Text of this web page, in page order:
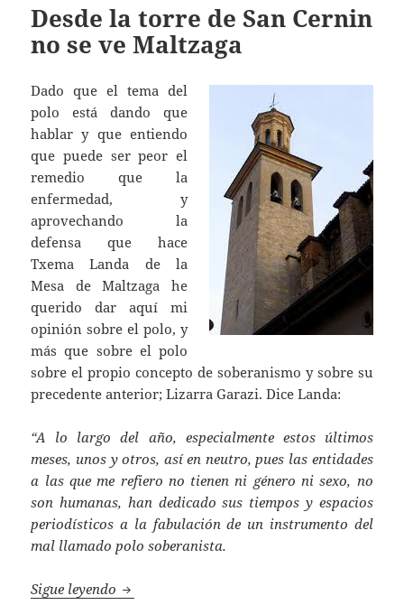
Desde la torre de San Cernin
no se ve Maltzaga
Dado que el tema del
polo está dando que
hablar y que entiendo
que puede ser peor el
remedio que la
enfermedad, y
aprovechando la
defensa que hace
Txema Landa de la
Mesa de Maltzaga he
querido dar aquí mi
opinión sobre el polo, y
más que sobre el polo
sobre el propio concepto de soberanismo y sobre su
precedente anterior; Lizarra Garazi. Dice Landa:
“A lo largo del año, especialmente estos últimos
meses, unos y otros, así en neutro, pues las entidades
a las que me refiero no tienen ni género ni sexo, no
son humanas, han dedicado sus tiempos y espacios
periodísticos a la fabulación de un instrumento del
mal llamado polo soberanista.
Sigue leyendo Desde la torre de San Cernin no se ve